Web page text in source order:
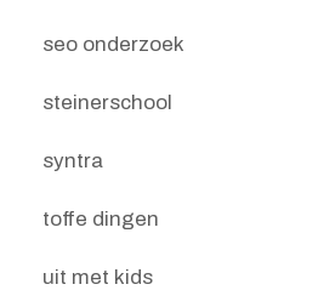
seo onderzoek
steinerschool
syntra
toffe dingen
uit met kids